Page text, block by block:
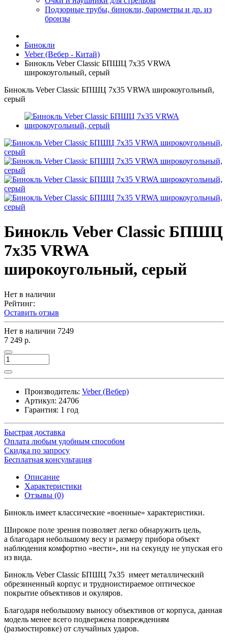
Подзорные трубы, бинокли, барометры и др. из
бронзы
Бинокли
Veber (Вебер - Китай)
Бинокль Veber Classic БПШЦ 7x35 VRWA
широкоугольный, серый
Бинокль Veber Classic БПШЦ 7x35 VRWA широкоугольный,
серый
Бинокль Veber Classic БПШЦ
7x35 VRWA
широкоугольный, серый
Нет в наличии
Рейтинг:
Оставить отзыв
Нет в наличии 7249
7 249 р.
Производитель: Veber (Вебер)
Артикул: 24706
Гарантия: 1 год
Быстрая доставка
Оплата любым удобным способом
Скидка по запросу
Бесплатная консультация
Описание
Характеристики
Отзывы (0)
Бинокль имеет классические «военные» характеристики.
Широкое поле зрения позволяет легко обнаружить цель,
а благодаря небольшому весу и размеру прибора объект
наблюдения комфортно «вести», ни на секунду не упуская его
из вида.
Бинокль Veber Classic БПШЦ 7x35 имеет металлический
обрезиненный корпус и трудноистираемое оптическое
покрытие объективов и окуляров.
Благодаря небольшому выносу объективов от корпуса, данная
модель менее всего подвержена повреждениям
(разъюстировке) от случайных ударов.